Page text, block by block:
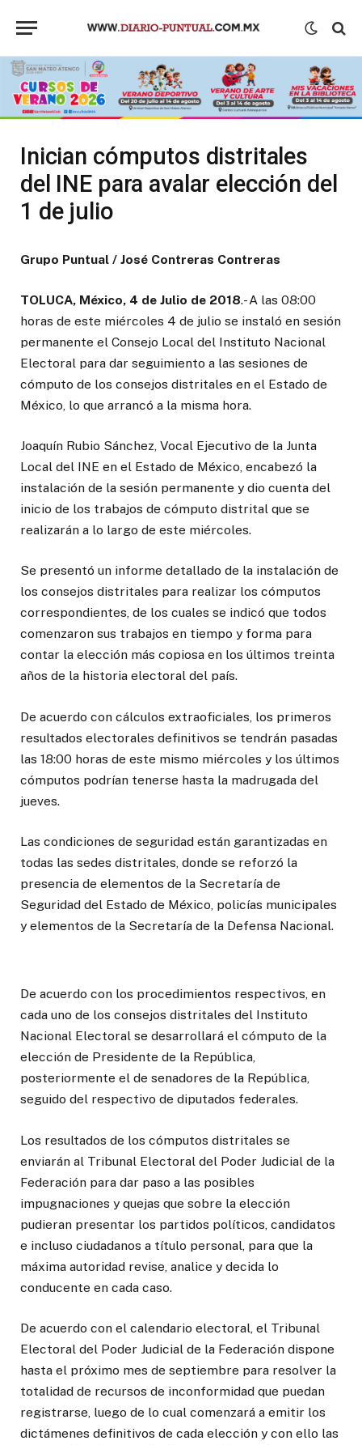
Inician cómputos distritales
del INE para avalar elección del
1 de julio
Grupo Puntual / José Contreras Contreras
TOLUCA, México, 4 de Julio de 2018.- A las 08:00
horas de este miércoles 4 de julio se instaló en sesión
permanente el Consejo Local del Instituto Nacional
Electoral para dar seguimiento a las sesiones de
cómputo de los consejos distritales en el Estado de
México, lo que arrancó a la misma hora.
Joaquín Rubio Sánchez, Vocal Ejecutivo de la Junta
Local del INE en el Estado de México, encabezó la
instalación de la sesión permanente y dio cuenta del
inicio de los trabajos de cómputo distrital que se
realizarán a lo largo de este miércoles.
Se presentó un informe detallado de la instalación de
los consejos distritales para realizar los cómputos
correspondientes, de los cuales se indicó que todos
comenzaron sus trabajos en tiempo y forma para
contar la elección más copiosa en los últimos treinta
años de la historia electoral del país.
De acuerdo con cálculos extraoficiales, los primeros
resultados electorales definitivos se tendrán pasadas
las 18:00 horas de este mismo miércoles y los últimos
cómputos podrían tenerse hasta la madrugada del
jueves.
Las condiciones de seguridad están garantizadas en
todas las sedes distritales, donde se reforzó la
presencia de elementos de la Secretaría de
Seguridad del Estado de México, policías municipales
y elementos de la Secretaría de la Defensa Nacional.
De acuerdo con los procedimientos respectivos, en
cada uno de los consejos distritales del Instituto
Nacional Electoral se desarrollará el cómputo de la
elección de Presidente de la República,
posteriormente el de senadores de la República,
seguido del respectivo de diputados federales.
Los resultados de los cómputos distritales se
enviarán al Tribunal Electoral del Poder Judicial de la
Federación para dar paso a las posibles
impugnaciones y quejas que sobre la elección
pudieran presentar los partidos políticos, candidatos
e incluso ciudadanos a título personal, para que la
máxima autoridad revise, analice y decida lo
conducente en cada caso.
De acuerdo con el calendario electoral, el Tribunal
Electoral del Poder Judicial de la Federación dispone
hasta el próximo mes de septiembre para resolver la
totalidad de recursos de inconformidad que puedan
registrarse, luego de lo cual comenzará a emitir los
dictámenes definitivos de cada elección y con ello las